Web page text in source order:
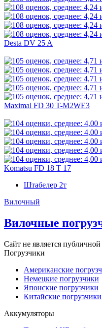
Desta DV 25 A
Maximal FD 30 T-M2WE3
Komatsu FD 18 T 17
Штабелер 2т
Вилочный
Вилочные
Сайт не является
Погрузчики
Американские
Немецкие погрузчики
Японские погрузчики
Китайские погрузчики
Аккумуляторы